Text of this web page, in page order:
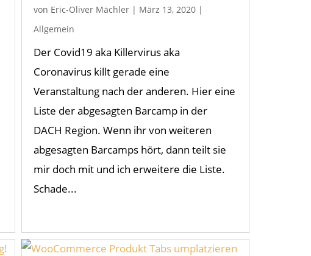
von Eric-Oliver Mächler | März 13, 2020 |
Allgemein
Der Covid19 aka Killervirus aka
Coronavirus killt gerade eine
Veranstaltung nach der anderen. Hier eine
Liste der abgesagten Barcamp in der
DACH Region. Wenn ihr von weiteren
abgesagten Barcamps hört, dann teilt sie
mir doch mit und ich erweitere die Liste.
Schade...